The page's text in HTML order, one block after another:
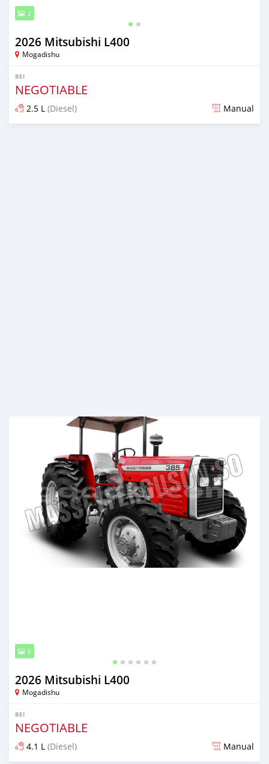
2
2026 Mitsubishi L400
Mogadishu
BEI
NEGOTIABLE
2.5 L (Diesel) Manual
6
2026 Mitsubishi L400
Mogadishu
BEI
NEGOTIABLE
4.1 L (Diesel) Manual